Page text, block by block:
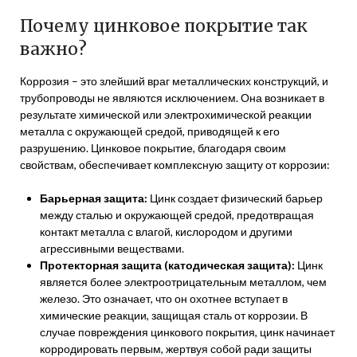
Почему цинковое покрытие так
важно?
Коррозия – это злейший враг металлических конструкций, и
трубопроводы не являются исключением. Она возникает в
результате химической или электрохимической реакции
металла с окружающей средой, приводящей к его
разрушению. Цинковое покрытие, благодаря своим
свойствам, обеспечивает комплексную защиту от коррозии:
Барьерная защита: Цинк создает физический барьер
между сталью и окружающей средой, предотвращая
контакт металла с влагой, кислородом и другими
агрессивными веществами.
Протекторная защита (катодическая защита): Цинк
является более электроотрицательным металлом, чем
железо. Это означает, что он охотнее вступает в
химические реакции, защищая сталь от коррозии. В
случае повреждения цинкового покрытия, цинк начинает
корродировать первым, жертвуя собой ради защиты